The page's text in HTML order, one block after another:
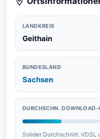
LANDKREIS
Geithain
BUNDESLAND
Sachsen
DURCHSCHN.
Solider Durchschnitt. VDSL